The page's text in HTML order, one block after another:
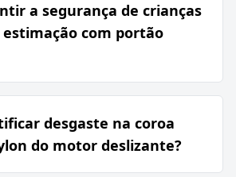
a segurança de crianças
com portão
desgaste na coroa
do motor deslizante?